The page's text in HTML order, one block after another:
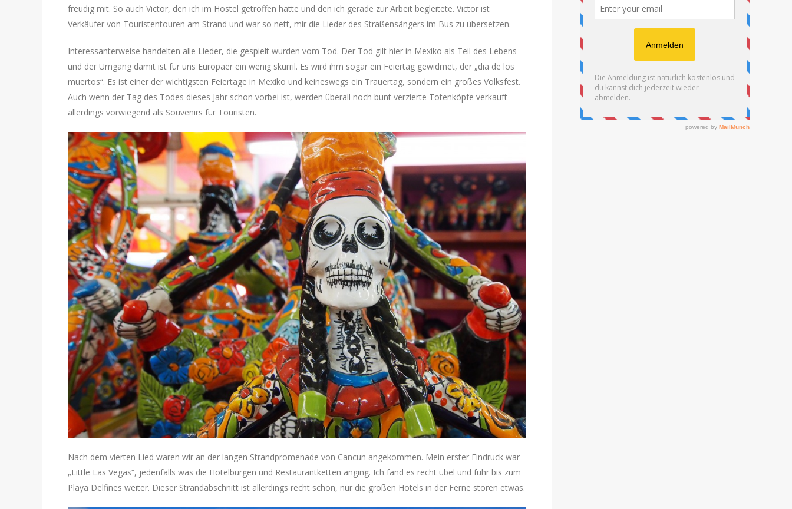
freudig mit. So auch Victor, den ich im Hostel getroffen hatte und den ich gerade zur Arbeit begleitete. Victor ist
Verkäufer von Touristentouren am Strand und war so nett, mir die Lieder des Straßensängers im Bus zu übersetzen.
Interessanterweise handelten alle Lieder, die gespielt wurden vom Tod. Der Tod gilt hier in Mexiko als Teil des Lebens
und der Umgang damit ist für uns Europäer ein wenig skurril. Es wird ihm sogar ein Feiertag gewidmet, der „dia de los
muertos“. Es ist einer der wichtigsten Feiertage in Mexiko und keineswegs ein Trauertag, sondern ein großes Volksfest.
Auch wenn der Tag des Todes dieses Jahr schon vorbei ist, werden überall noch bunt verzierte Totenköpfe verkauft –
allerdings vorwiegend als Souvenirs für Touristen.
Nach dem vierten Lied waren wir an der langen Strandpromenade von Cancun angekommen. Mein erster Eindruck war
„Little Las Vegas“, jedenfalls was die Hotelburgen und Restaurantketten anging. Ich fand es recht übel und fuhr bis zum
Playa Delfines weiter. Dieser Strandabschnitt ist allerdings recht schön, nur die großen Hotels in der Ferne stören etwas.